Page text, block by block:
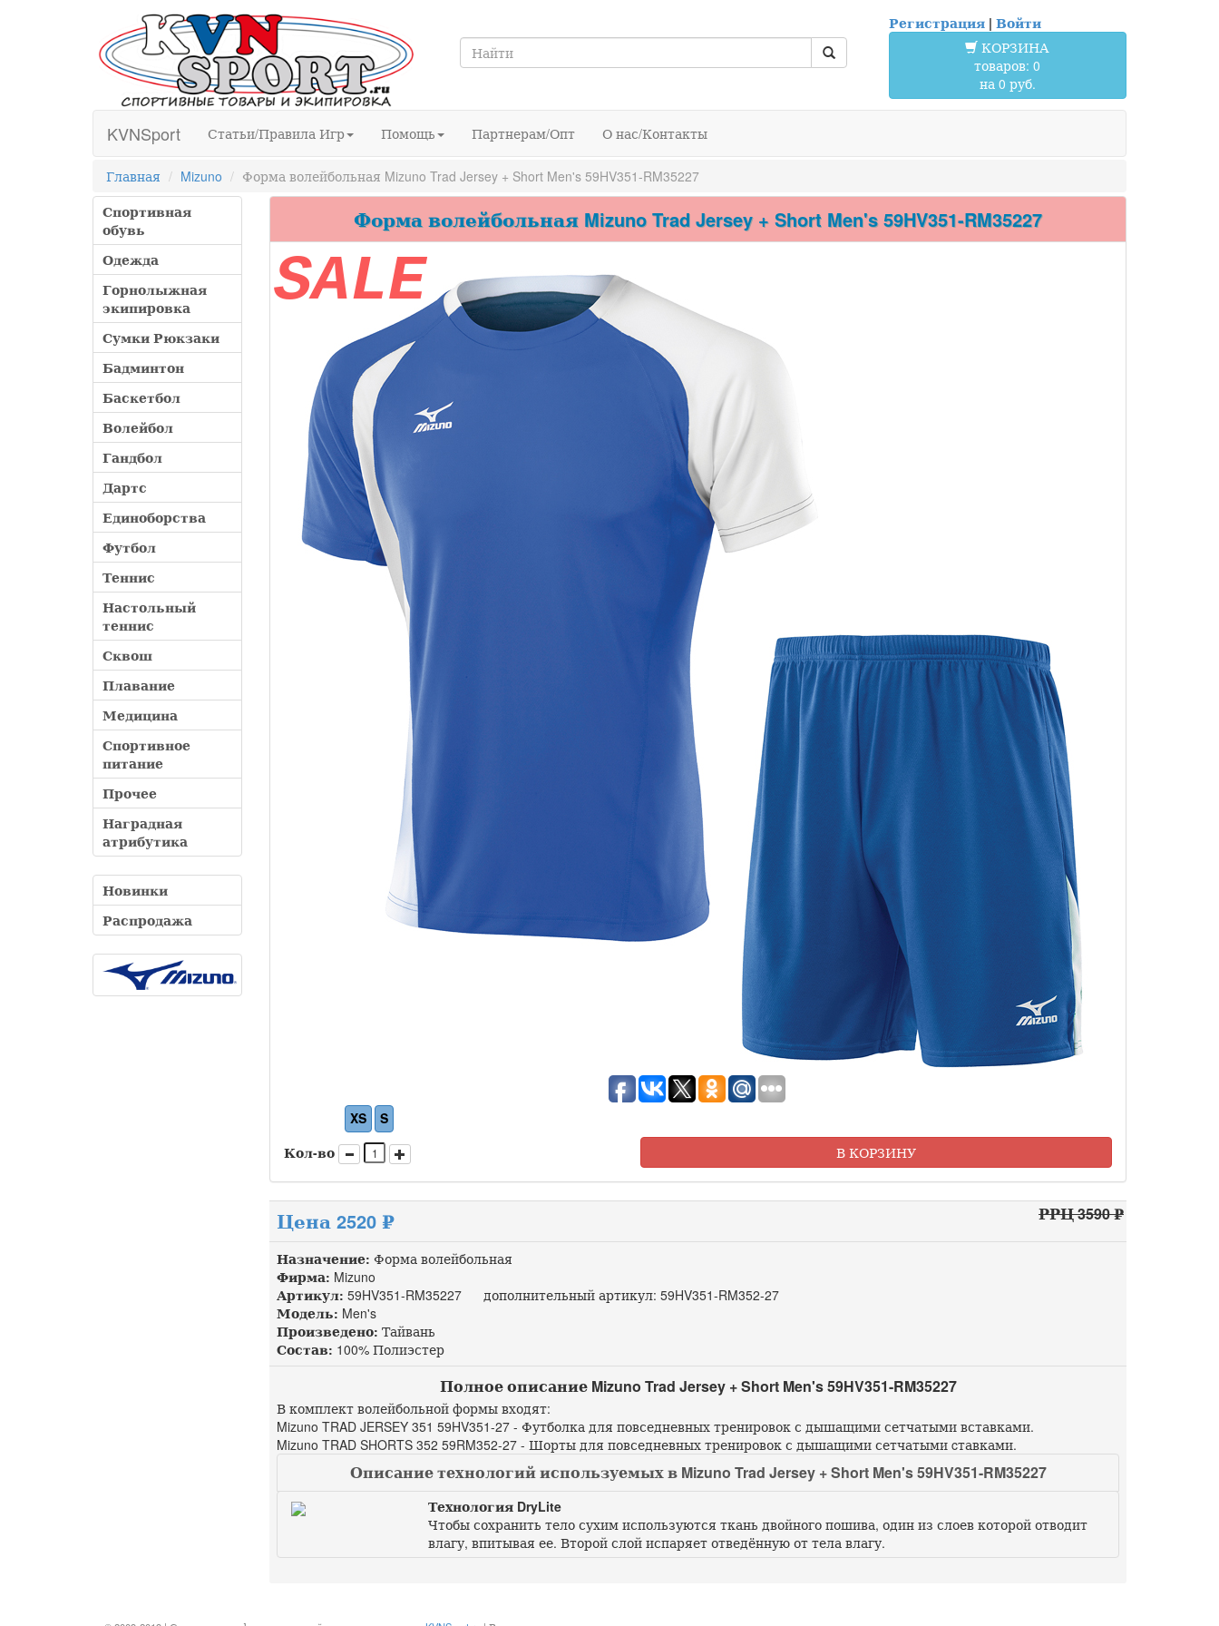
Регистрация| Войти
КОРЗИНА
товаров: 0
на 0 руб.
KVNSport Статьи/Правила Игр Помощь Партнерам/Опт О нас/Контакты
Главная Mizuno
Форма волейбольная Mizuno Trad Jersey + Short Men's 59HV351-RM35227
Спортивная
обувь
Одежда
Горнолыжная
экипировка
Сумки Рюкзаки
Бадминтон
Баскетбол
Волейбол
Гандбол
Дартс
Единоборства
Футбол
Теннис
Настольный
теннис
Сквош
Плавание
Медицина
Спортивное
питание
Прочее
Наградная
атрибутика
Новинки
Распродажа
Форма волейбольная Mizuno Trad Jersey + Short Men's 59HV351-RM35227
SALE
XS
S
Кол-во
В КОРЗИНУ
Цена 2520 ₽ РРЦ 3590 ₽
Назначение: Форма волейбольная
Фирма: Mizuno
Артикул: 59HV351-RM35227 дополнительный артикул: 59HV351-RM352-27
Модель: Men's
Произведено: Тайвань
Состав: 100% Полиэстер
Полное описание Mizuno Trad Jersey + Short Men's 59HV351-RM35227
В комплект волейбольной формы входят:
Mizuno TRAD JERSEY 351 59HV351-27 - Футболка для повседневных тренировок с дышащими сетчатыми вставками.
Mizuno TRAD SHORTS 352 59RM352-27 - Шорты для повседневных тренировок с дышащими сетчатыми cтавками.
Описание технологий используемых в Mizuno Trad Jersey + Short Men's 59HV351-RM35227
Технология DryLite
Чтобы сохранить тело сухим используются ткань двойного пошива, один из слоев которой отводит
влагу, впитывая ее. Второй слой испаряет отведённую от тела влагу.